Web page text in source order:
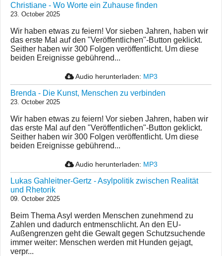
Christiane - Wo Worte ein Zuhause finden
23. October 2025
Wir haben etwas zu feiern! Vor sieben Jahren, haben wir
das erste Mal auf den "Veröffentlichen"-Button geklickt.
Seither haben wir 300 Folgen veröffentlicht. Um diese
beiden Ereignisse gebührend...
Audio herunterladen: MP3
Brenda - Die Kunst, Menschen zu verbinden
23. October 2025
Wir haben etwas zu feiern! Vor sieben Jahren, haben wir
das erste Mal auf den "Veröffentlichen"-Button geklickt.
Seither haben wir 300 Folgen veröffentlicht. Um diese
beiden Ereignisse gebührend...
Audio herunterladen: MP3
Lukas Gahleitner-Gertz - Asylpolitik zwischen Realität
und Rhetorik
09. October 2025
Beim Thema Asyl werden Menschen zunehmend zu
Zahlen und dadurch entmenschlicht. An den EU-
Außengrenzen geht die Gewalt gegen Schutzsuchende
immer weiter: Menschen werden mit Hunden gejagt,
verpr...